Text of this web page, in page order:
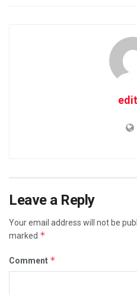
Leave a Reply
Your email address will not be
marked *
Comment *